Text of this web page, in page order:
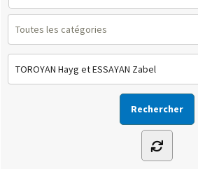
TOROYAN Hayg et ESSAYAN Zabel